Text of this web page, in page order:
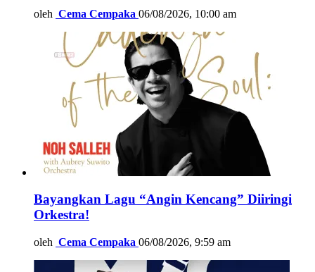
oleh Cema Cempaka 06/08/2026, 10:00 am
Bayangkan Lagu “Angin Kencang” Diiringi
Orkestra!
oleh Cema Cempaka 06/08/2026, 9:59 am